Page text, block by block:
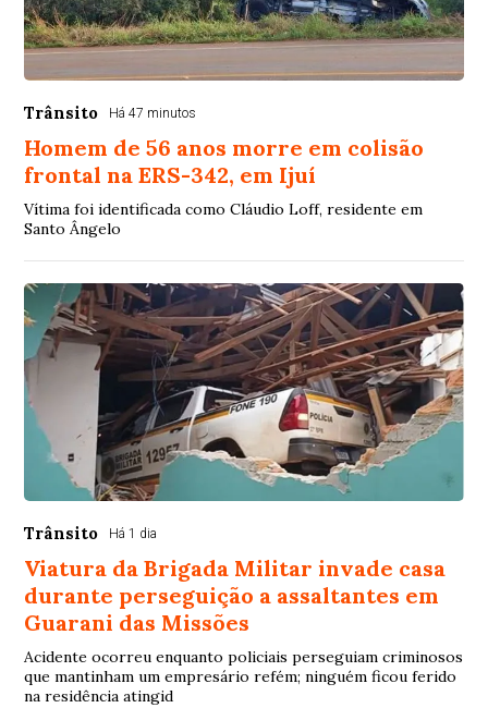
Trânsito Há 47 minutos
Homem de 56 anos morre em colisão
frontal na ERS-342, em Ijuí
Vítima foi identificada como Cláudio Loff, residente em
Santo Ângelo
Trânsito Há 1 dia
Viatura da Brigada Militar invade casa
durante perseguição a assaltantes em
Guarani das Missões
Acidente ocorreu enquanto policiais perseguiam criminosos
que mantinham um empresário refém; ninguém ficou ferido
na residência atingid